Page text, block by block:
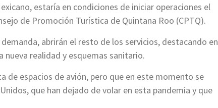
estaría en condiciones de iniciar operaciones el
de Promoción Turística de Quintana Roo (CPTQ).
abrirán el resto de los servicios, destacando en
realidad y esquemas sanitario.
de espacios de avión, pero que en este momento se
que han dejado de volar en esta pandemia y que